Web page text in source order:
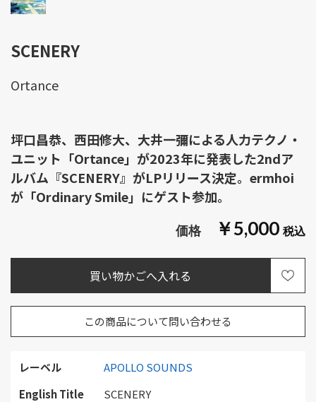
SCENERY
￥5,000
レーベル
APOLLO SOUNDS
English Title
SCENERY
この商品について問い合わせる
Ortance
坪口昌恭、西田修大、大井一彌による人力テクノ・
ユニット「Ortance」が2023年に発表した2ndア
ルバム『SCENERY』がLPリリース決定。ermhoi
が「Ordinary Smile」にゲスト参加。